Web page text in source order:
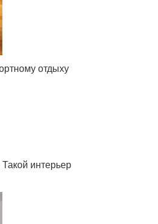
отдыху
интерьер